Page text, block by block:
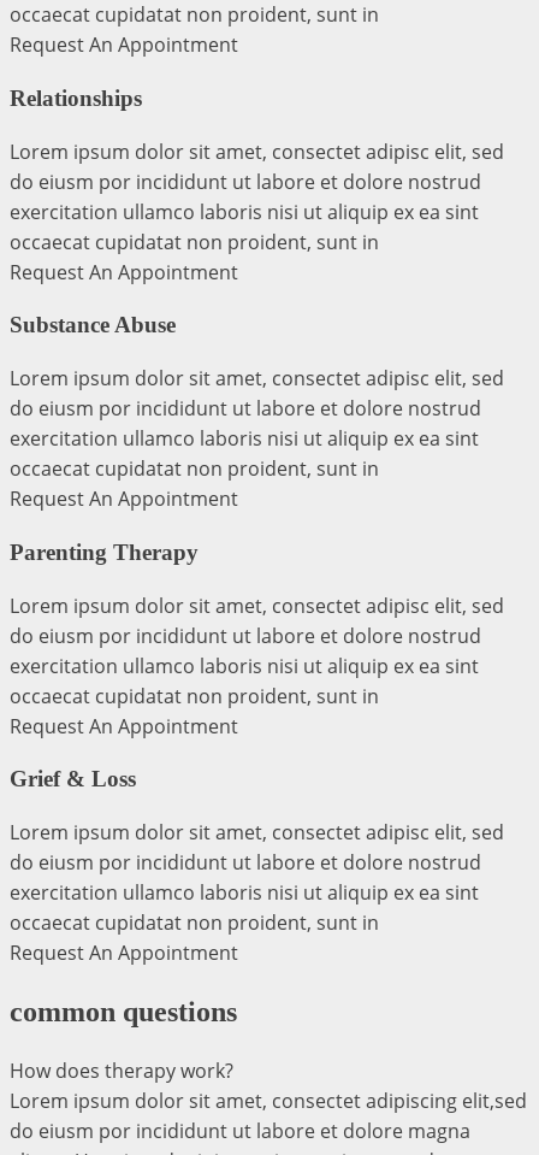
occaecat cupidatat non proident, sunt in
Request An Appointment
Relationships
Lorem ipsum dolor sit amet, consectet adipisc elit, sed
do eiusm por incididunt ut labore et dolore nostrud
exercitation ullamco laboris nisi ut aliquip ex ea sint
occaecat cupidatat non proident, sunt in
Request An Appointment
Substance Abuse
Lorem ipsum dolor sit amet, consectet adipisc elit, sed
do eiusm por incididunt ut labore et dolore nostrud
exercitation ullamco laboris nisi ut aliquip ex ea sint
occaecat cupidatat non proident, sunt in
Request An Appointment
Parenting Therapy
Lorem ipsum dolor sit amet, consectet adipisc elit, sed
do eiusm por incididunt ut labore et dolore nostrud
exercitation ullamco laboris nisi ut aliquip ex ea sint
occaecat cupidatat non proident, sunt in
Request An Appointment
Grief & Loss
Lorem ipsum dolor sit amet, consectet adipisc elit, sed
do eiusm por incididunt ut labore et dolore nostrud
exercitation ullamco laboris nisi ut aliquip ex ea sint
occaecat cupidatat non proident, sunt in
Request An Appointment
common questions
How does therapy work?
Lorem ipsum dolor sit amet, consectet adipiscing elit,sed
do eiusm por incididunt ut labore et dolore magna